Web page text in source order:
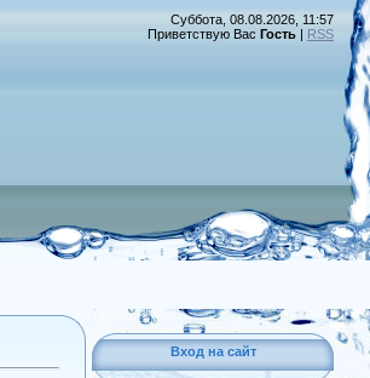
Суббота, 08.08.2026, 11:57
Приветствую Вас Гость | RSS
Вход на сайт